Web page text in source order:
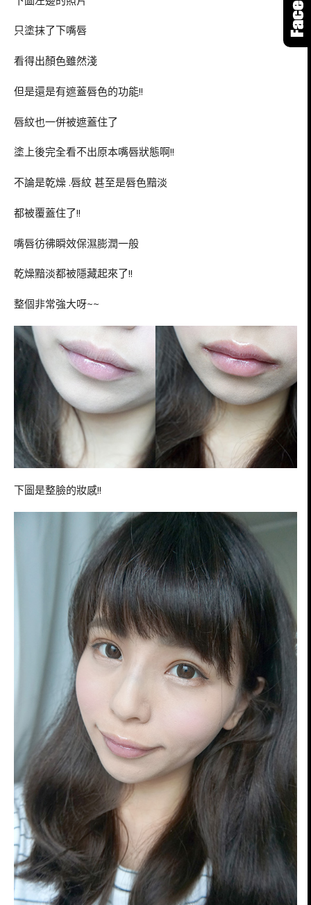
只塗抹了下嘴唇
看得出顏色雖然淺
但是還是有遮蓋唇色的功能!!
唇紋也一併被遮蓋住了
塗上後完全看不出原本嘴唇狀態啊!!
不論是乾燥 .唇紋 甚至是唇色黯淡
都被覆蓋住了!!
嘴唇彷彿瞬效保濕膨潤一般
乾燥黯淡都被隱藏起來了!!
整個非常強大呀~~
下圖是整臉的妝感!!